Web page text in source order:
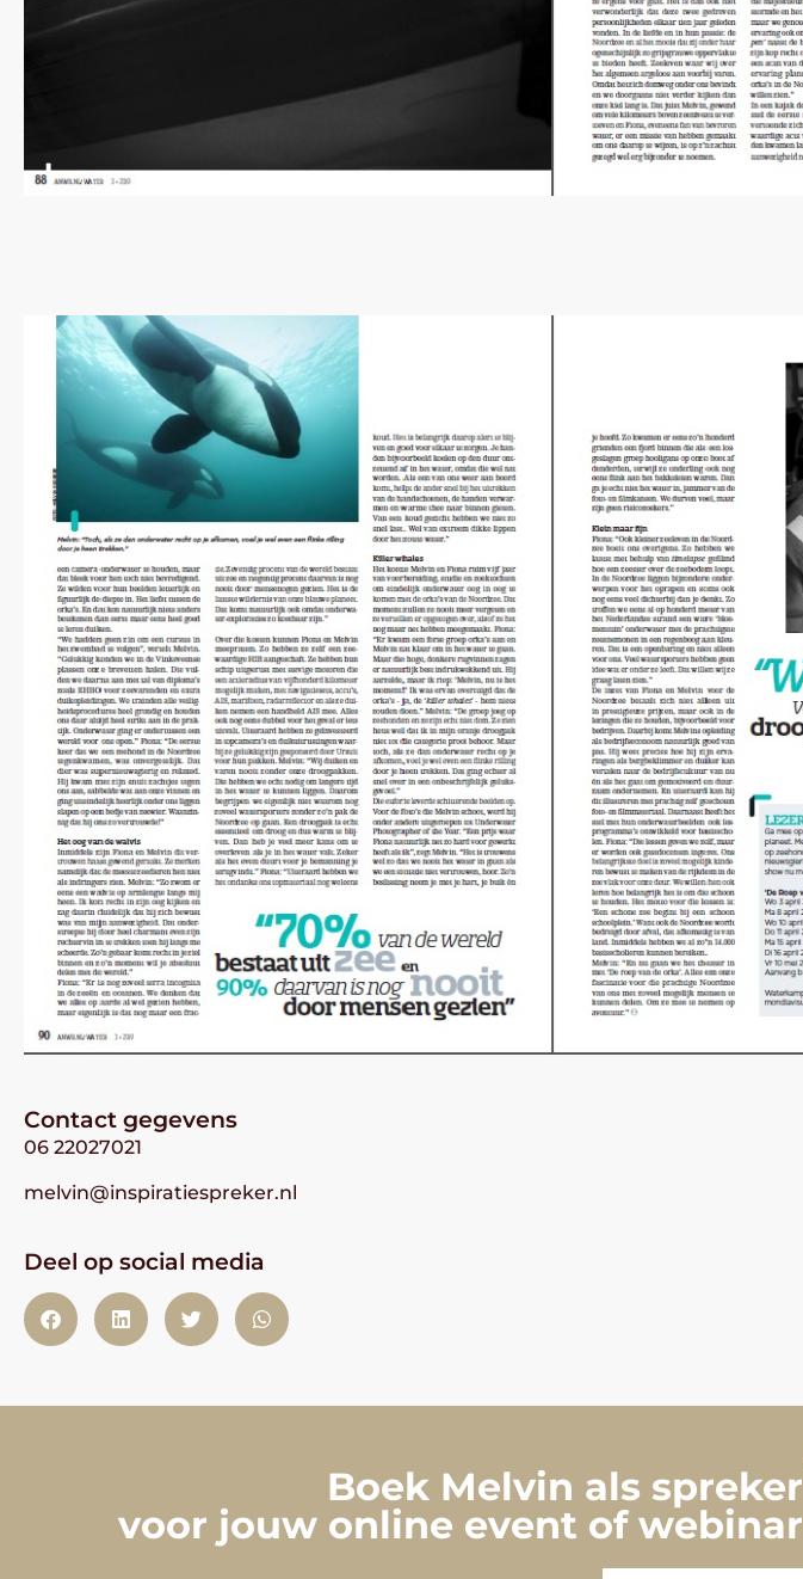
Contact gegevens
06 22027021
melvin@inspiratiespreker.nl
Deel op social media
Boek Melvin als spreker
voor jouw online event of webinar